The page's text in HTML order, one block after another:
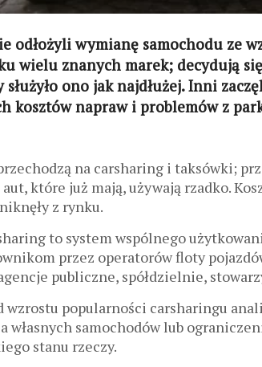
odłożyli wymianę samochodu ze
wielu znanych marek; decydują
służyło ono jak najdłużej. Inni
kosztów napraw i problemów z
na carsharing i taksówki;
które już mają, używają rzadko.
z rynku.
to system wspólnego
przez operatorów floty
publiczne, spółdzielnie,
wzrostu popularności carsharingu
własnych samochodów lub
stanu rzeczy.